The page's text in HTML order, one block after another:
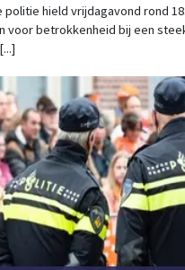
politie hield vrijdagavond rond
voor betrokkenheid bij een